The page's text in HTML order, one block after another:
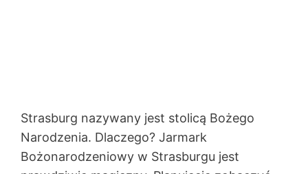
Strasburg nazywany jest stolicą Bożego
Narodzenia. Dlaczego? Jarmark
Bożonarodzeniowy w Strasburgu jest